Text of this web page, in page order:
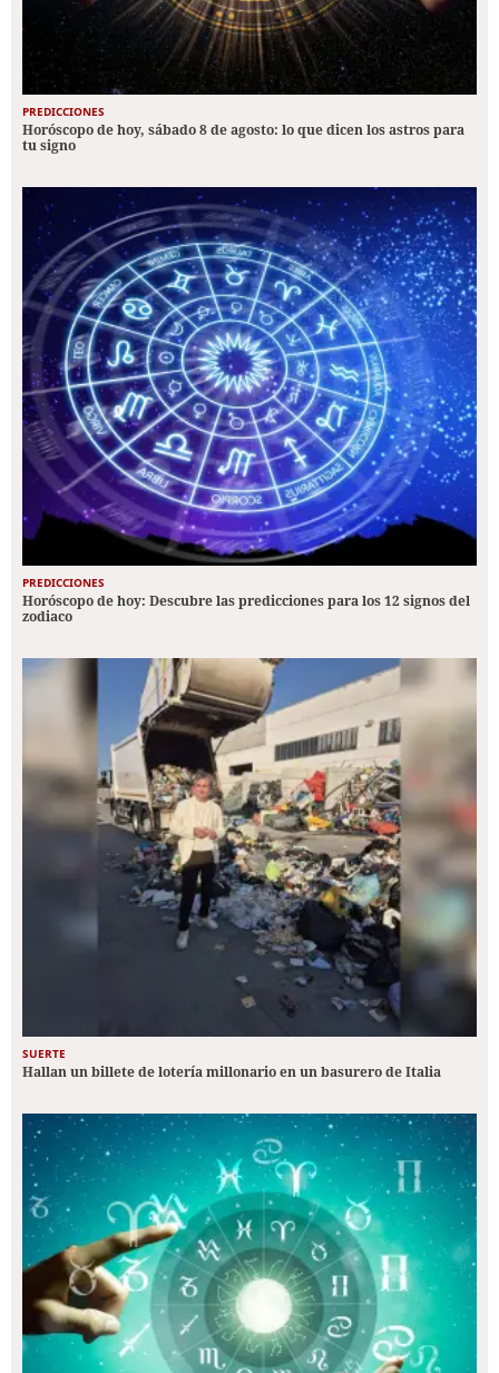
PREDICCIONES
Horóscopo de hoy, sábado 8 de agosto: lo que dicen los astros para
tu signo
PREDICCIONES
Horóscopo de hoy: Descubre las predicciones para los 12 signos del
zodiaco
SUERTE
Hallan un billete de lotería millonario en un basurero de Italia